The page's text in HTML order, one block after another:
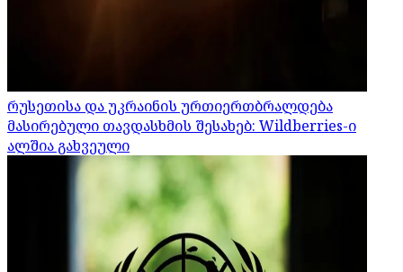
რუსეთისა და უკრაინის ურთიერთბრალდება
მასირებული თავდასხმის შესახებ: Wildberries-ი
ალშია გახვეული